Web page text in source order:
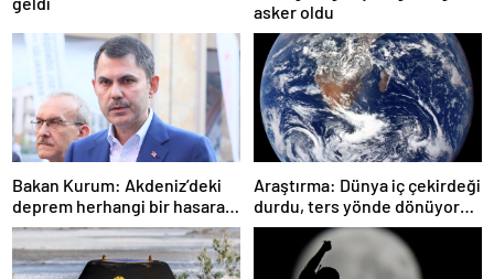
asker oldu
Bakan Kurum: Akdeniz’deki
deprem herhangi bir hasara
neden olmadı
Araştırma: Dünya iç çekirdeği
durdu, ters yönde dönüyor
olabilir